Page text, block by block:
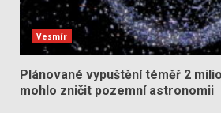
Vesmír
Plánované vypuštění téměř 2
mohlo zničit pozemní astronomii